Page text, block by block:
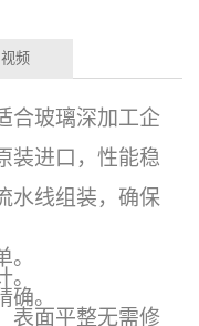
视频
合玻璃深加工企
装进口，性能稳
水线组装，确保
。
表面平整无需修